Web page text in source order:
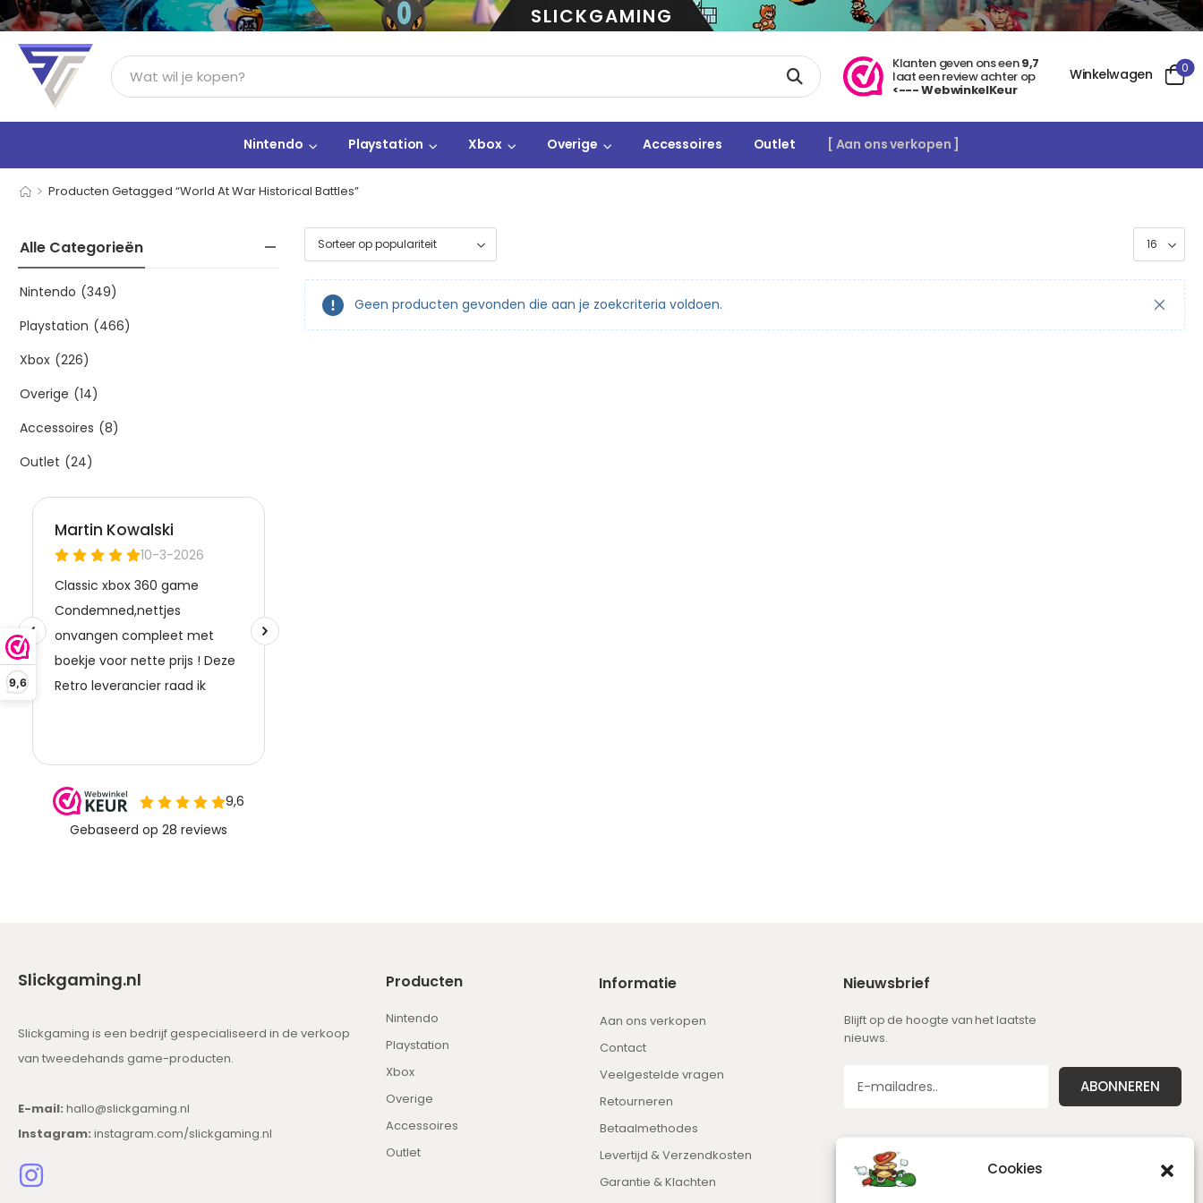
9,6
Cookies
SLICKGAMING
Klanten geven ons een9,7
laat een review achter op
<--- WebwinkelKeur
Winkelwagen 0
Nintendo Playstation Xbox Overige Accessoires Outlet [ Aan ons verkopen ]
> Producten Getagged “World At War Historical Battles”
Alle Categorieën
Nintendo (349)
Playstation (466)
Xbox (226)
Overige (14)
Accessoires (8)
Outlet (24)
Geen producten gevonden die aan je zoekcriteria voldoen.
Slickgaming.nl
Slickgaming is een bedrijf gespecialiseerd in de verkoop
van tweedehands game-producten.
E-mail: hallo@slickgaming.nl
Instagram: instagram.com/slickgaming.nl
Producten
Nintendo
Playstation
Xbox
Overige
Accessoires
Outlet
Informatie
Aan ons verkopen
Contact
Veelgestelde vragen
Retourneren
Betaalmethodes
Levertijd & Verzendkosten
Garantie & Klachten
Nieuwsbrief
Blijft op de hoogte van het laatste
nieuws.